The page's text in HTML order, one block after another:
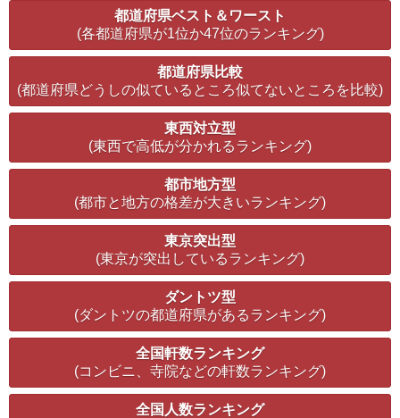
都道府県ベスト＆ワースト
(各都道府県が1位か47位のランキング)
都道府県比較
(都道府県どうしの似ているところ似てないところを比較)
東西対立型
(東西で高低が分かれるランキング)
都市地方型
(都市と地方の格差が大きいランキング)
東京突出型
(東京が突出しているランキング)
ダントツ型
(ダントツの都道府県があるランキング)
全国軒数ランキング
(コンビニ、寺院などの軒数ランキング)
全国人数ランキング